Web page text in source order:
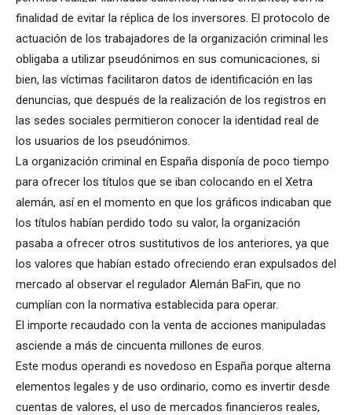
finalidad de evitar la réplica de los inversores. El protocolo de
actuación de los trabajadores de la organización criminal les
obligaba a utilizar pseudónimos en sus comunicaciones, si
bien, las víctimas facilitaron datos de identificación en las
denuncias, que después de la realización de los registros en
las sedes sociales permitieron conocer la identidad real de
los usuarios de los pseudónimos.
La organización criminal en España disponía de poco tiempo
para ofrecer los títulos que se iban colocando en el Xetra
alemán, así en el momento en que los gráficos indicaban que
los títulos habían perdido todo su valor, la organización
pasaba a ofrecer otros sustitutivos de los anteriores, ya que
los valores que habían estado ofreciendo eran expulsados del
mercado al observar el regulador Alemán BaFin, que no
cumplían con la normativa establecida para operar.
El importe recaudado con la venta de acciones manipuladas
asciende a más de cincuenta millones de euros.
Este modus operandi es novedoso en España porque alterna
elementos legales y de uso ordinario, como es invertir desde
cuentas de valores, el uso de mercados financieros reales,